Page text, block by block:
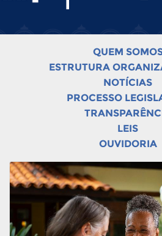
QUEM
ESTRUTURA
NOTÍCIAS
PROCESSO
LEIS
OUVIDORIA